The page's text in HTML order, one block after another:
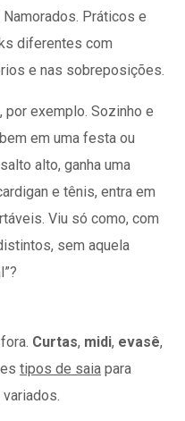
Práticos e
diferentes com
e nas sobreposições.
exemplo. Sozinho e
em uma festa ou
alto, ganha uma
e tênis, entra em
Viu só como, com
sem aquela
Curtas, midi, evasê,
tipos de saia para